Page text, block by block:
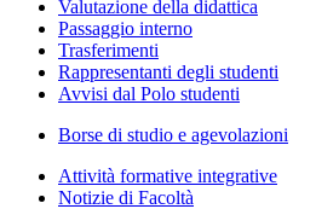
Valutazione della didattica
Passaggio interno
Trasferimenti
Rappresentanti degli studenti
Avvisi dal Polo studenti
Borse di studio e agevolazioni
Attività formative integrative
Notizie di Facoltà